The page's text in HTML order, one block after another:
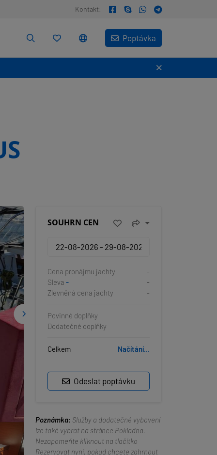
Kontakt:
Poptávka
SOUHRN CEN
Cena pronájmu jachty
-
Sleva -
-
Zlevněná cena jachty
-
Povinné doplňky
Dodatečné doplňky
Celkem Načítání...
Odeslat poptávku
Poznámka: Služby a dodatečné vybavení
lze také vybrat na stránce Pokladna.
Nezapomeňte kliknout na tlačítko
Rezervovat nyní, pokud chcete zahrnout